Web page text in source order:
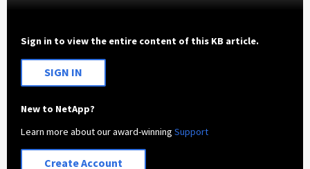
Sign in to view the entire content of this KB article.
SIGN IN
New to NetApp?
Learn more about our award-winningSupport
Create Account